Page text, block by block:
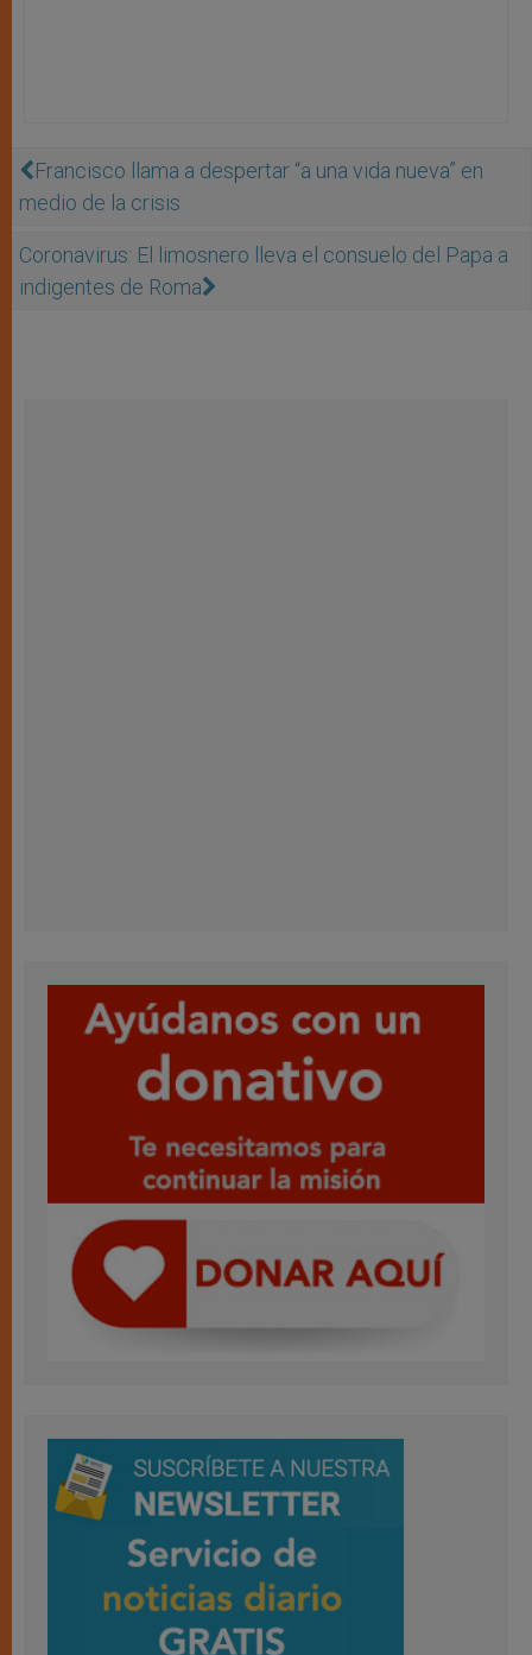
Francisco llama a despertar “a una vida nueva” en
medio de la crisis
Coronavirus: El limosnero lleva el consuelo del Papa a
indigentes de Roma